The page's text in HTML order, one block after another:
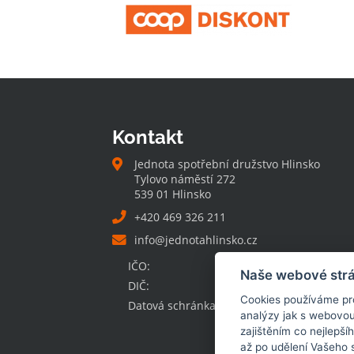
Kontakt
Jednota spotřební družstvo Hlinsko
Tylovo náměstí 272
539 01 Hlinsko
+420 469 326 211
info@jednotahlinsko.cz
IČO:
00032131
DIČ:
CZ00032131
Datová schránka:
xtpce9w
Naše webové
Cookies používáme
analýzy jak s
zajištěním co
až po udělení Vašeho